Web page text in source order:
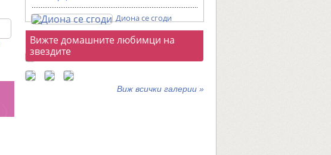
Диона се сгоди
Фотогалерии
Вижте домашните любимци на
звездите
Виж всички галерии »